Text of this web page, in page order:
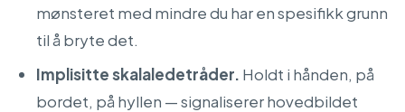
mønsteret med mindre du har en spesifikk grunn
til å bryte det.
Implisitte skalaledetråder. Holdt i hånden, på
bordet, på hyllen — signaliserer hovedbildet